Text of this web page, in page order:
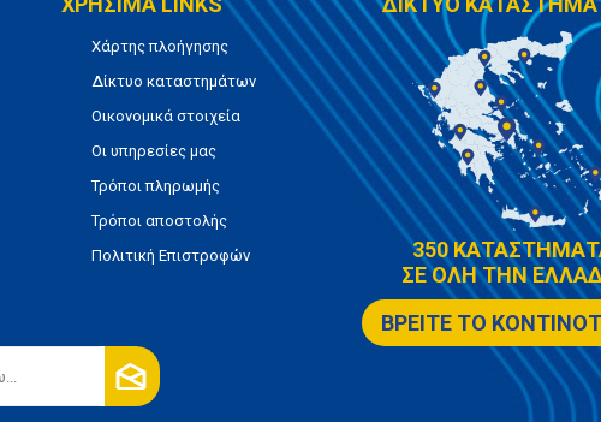
Χάρτης πλοήγησης
Δίκτυο καταστημάτων
Οικονομικά στοιχεία
Οι υπηρεσίες μας
Τρόποι πληρωμής
Τρόποι αποστολής
Πολιτική Επιστροφών
350
ΣΕ ΟΛΗ ΤΗΝ
ΒΡΕΙΤΕ ΤΟ